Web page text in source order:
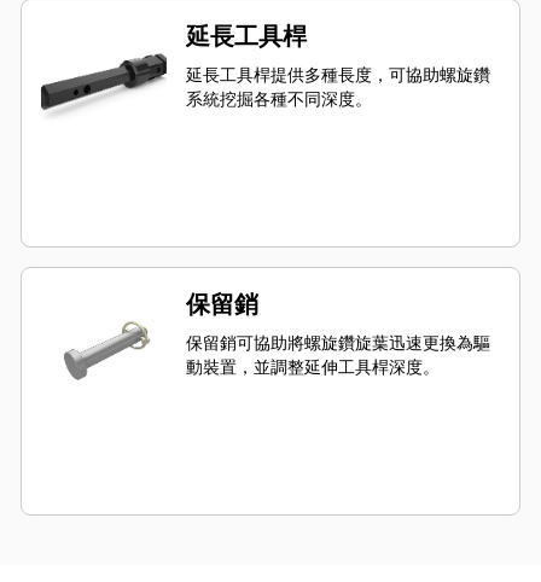
延長工具桿
延長工具桿提供多種長度，可協助螺旋鑽
系統挖掘各種不同深度。
保留銷
保留銷可協助將螺旋鑽旋葉迅速更換為驅
動裝置，並調整延伸工具桿深度。